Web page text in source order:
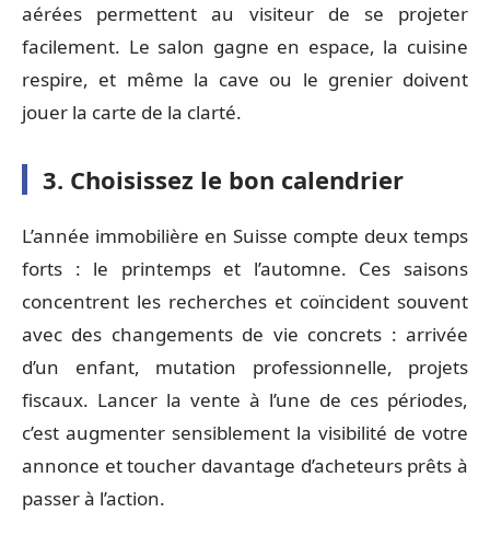
aérées permettent au visiteur de se projeter
facilement. Le salon gagne en espace, la cuisine
respire, et même la cave ou le grenier doivent
jouer la carte de la clarté.
3. Choisissez le bon calendrier
L’année immobilière en Suisse compte deux temps
forts : le printemps et l’automne. Ces saisons
concentrent les recherches et coïncident souvent
avec des changements de vie concrets : arrivée
d’un enfant, mutation professionnelle, projets
fiscaux. Lancer la vente à l’une de ces périodes,
c’est augmenter sensiblement la visibilité de votre
annonce et toucher davantage d’acheteurs prêts à
passer à l’action.